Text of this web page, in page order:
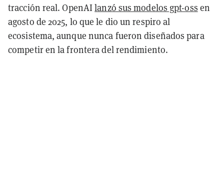
tracción real. OpenAIlanzó sus modelos gpt-oss en
agosto de 2025, lo que le dio un respiro al
ecosistema, aunque nunca fueron diseñados para
competir en la frontera del rendimiento.